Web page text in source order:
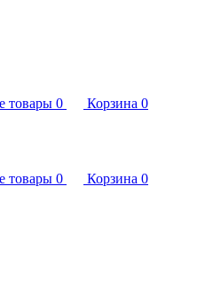
товары 0 Корзина 0
товары 0 Корзина 0